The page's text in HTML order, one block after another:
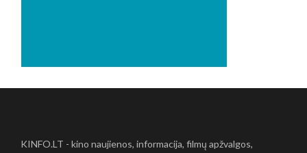
KINFO.LT - kino naujienos, informacija, filmų apžvalgos,